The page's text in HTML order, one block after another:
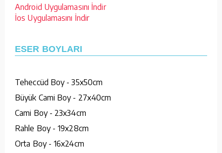
Android Uygulamasını İndir
İos Uygulamasını İndir
ESER BOYLARI
Teheccüd Boy - 35x50cm
Büyük Cami Boy - 27x40cm
Cami Boy - 23x34cm
Rahle Boy - 19x28cm
Orta Boy - 16x24cm